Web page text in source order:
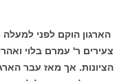
הארגון הוקם לפני
צעירים ר' עמרם בלוי
הציונות. אך מאז עבר